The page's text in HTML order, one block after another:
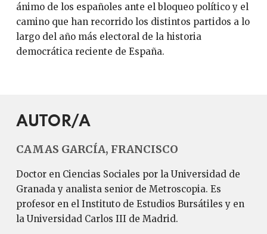
ánimo de los españoles ante el bloqueo político y el
camino que han recorrido los distintos partidos a lo
largo del año más electoral de la historia
democrática reciente de España.
AUTOR/A
CAMAS GARCÍA, FRANCISCO
Doctor en Ciencias Sociales por la Universidad de
Granada y analista senior de Metroscopia. Es
profesor en el Instituto de Estudios Bursátiles y en
la Universidad Carlos III de Madrid.